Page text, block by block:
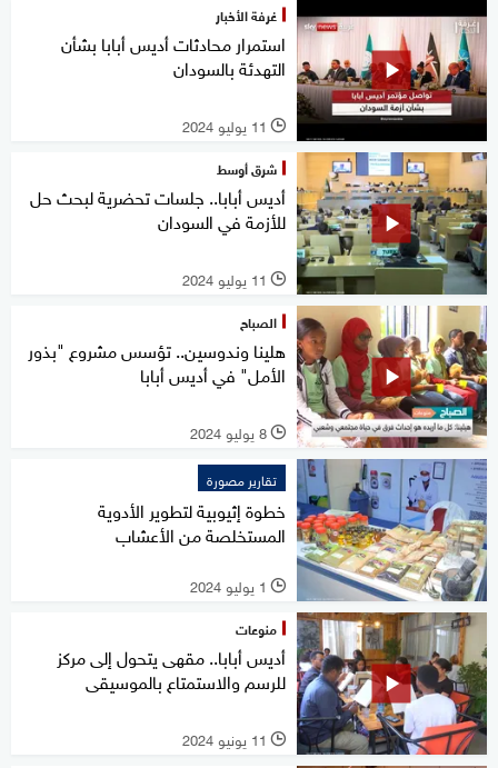
غرفة الأخبار
استمرار محادثات أديس أبابا بشأن
التهدئة بالسودان
l 11 يوليو 2024
شرق أوسط
أديس أبابا.. جلسات تحضرية لبحث حل
للأزمة في السودان
l 11 يوليو 2024
الصباح
هلينا وندوسين.. تؤسس مشروع "بذور
الأمل" في أديس أبابا
l 8 يوليو 2024
تقارير مصورة
خطوة إثيوبية لتطوير الأدوية
المستخلصة من الأعشاب
l 1 يوليو 2024
منوعات
أديس أبابا.. مقهى يتحول إلى مركز
للرسم والاستمتاع بالموسيقى
l 11 يونيو 2024